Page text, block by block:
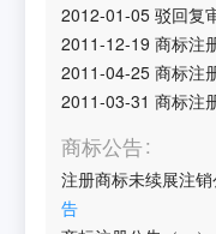
2012-01-05 驳回复
2011-12-19 商标注
2011-04-25 商标注
2011-03-31 商标注
商标公告
注册商标未续展注
告